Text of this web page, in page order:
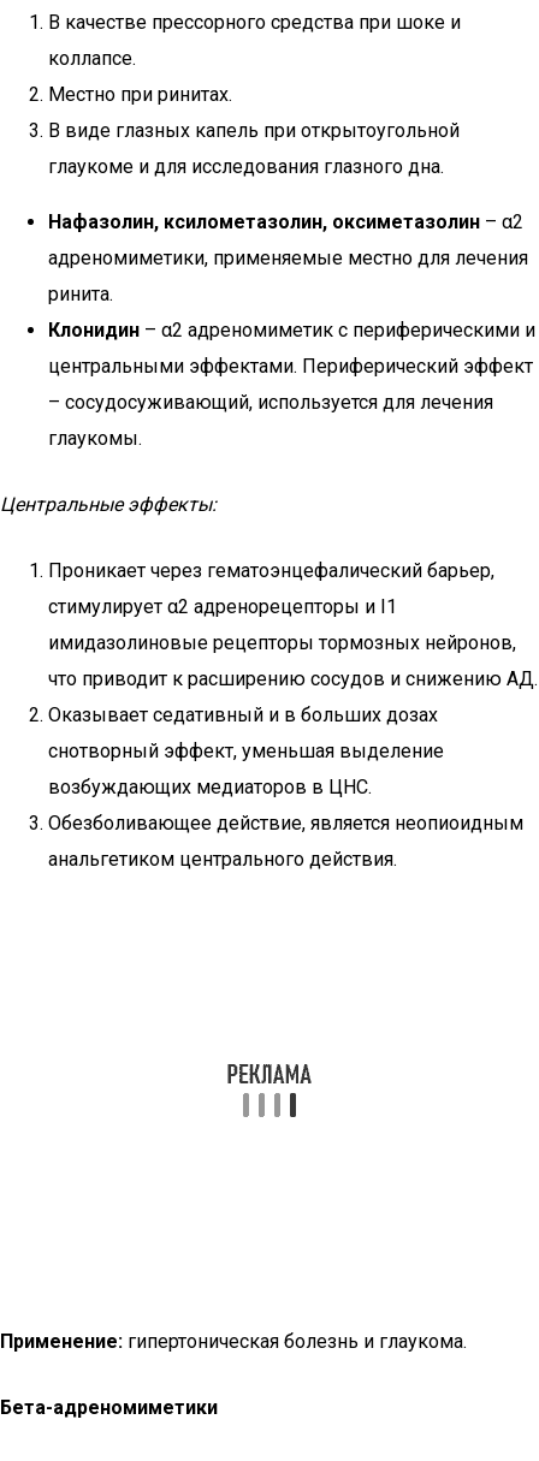
В качестве прессорного средства при шоке и
коллапсе.
Местно при ринитах.
В виде глазных капель при открытоугольной
глаукоме и для исследования глазного дна.
Нафазолин, ксилометазолин, оксиметазолин – α2
адреномиметики, применяемые местно для лечения
ринита.
Клонидин – α2 адреномиметик с периферическими и
центральными эффектами. Периферический эффект
– сосудосуживающий, используется для лечения
глаукомы.
Центральные эффекты:
Проникает через гематоэнцефалический барьер,
стимулирует α2 адренорецепторы и I1
имидазолиновые рецепторы тормозных нейронов,
что приводит к расширению сосудов и снижению АД.
Оказывает седативный и в больших дозах
снотворный эффект, уменьшая выделение
возбуждающих медиаторов в ЦНС.
Обезболивающее действие, является неопиоидным
анальгетиком центрального действия.
Применение: гипертоническая болезнь и глаукома.
Бета-адреномиметики